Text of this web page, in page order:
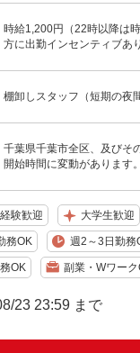
時給1,200円（22時以降は
方に出勤インセンティブあ
棚卸しスタッフ（短期の夜
千葉県千葉市全区、及び
開始時間に変動があります。
験歓迎 大学生歓迎
務OK 週2～3日勤務
OK 副業・Wワーク
23 23:59 まで